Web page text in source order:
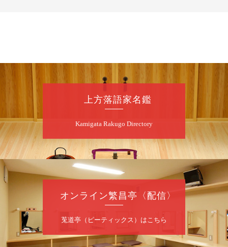
桂二豆／露の瑞／桂きん太郎／いわみせいじ
（似顔絵）／笑福亭笑利／桂文太～仲入～露
★菟道亭 配信あり
8月7日（金）
噺家が落語と芝居をしてみる会
桂米之助／桂団治郎／桂弥太郎／桂米舞／是
開演：午後6時30分（6時開場）全席指定
お問合せ：米朝事務所 06-6365-8281（平日
上方落語家名鑑
Kamigata Rakugo Directory
オンライン繁昌亭〈配信〉
莵道亭（ピーティックス）はこちら